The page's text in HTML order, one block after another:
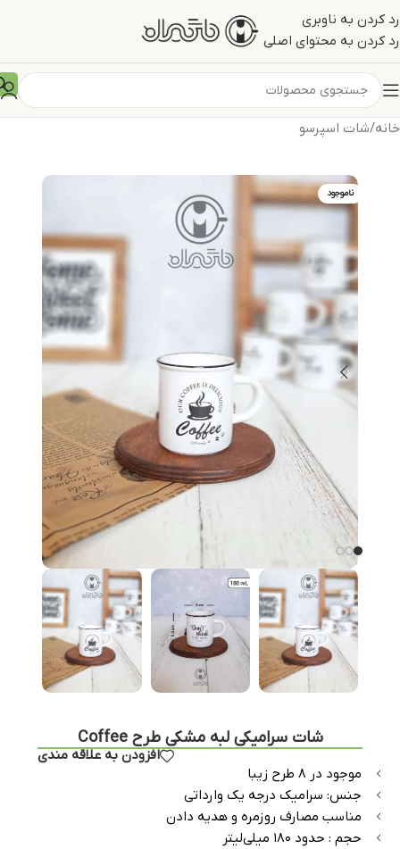
رد کردن به ناوبری
رد کردن به محتوای اصلی
خانه/شات اسپرسو
ناموجود
شات سرامیکی لبه مشکی طرح Coffee
افزودن به علاقه مندی
موجود در ۸ طرح زیبا
جنس: سرامیک درجه یک وارداتی
مناسب مصارف روزمره و هدیه دادن
حجم : حدود ۱۸۰ میلی‌لیتر